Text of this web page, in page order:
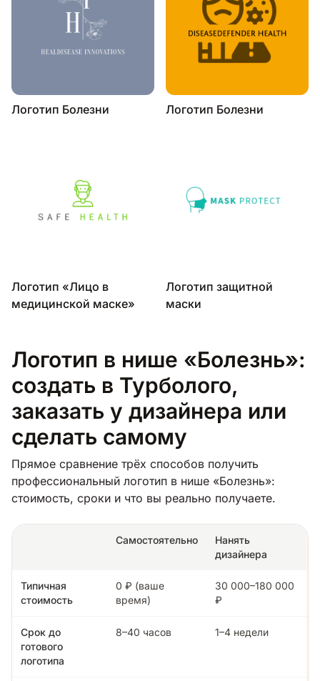
Логотип Болезни Логотип Болезни
Логотип «Лицо в
медицинской маске»
Логотип защитной
маски
Логотип в нише «Болезнь»:
создать в Турболого,
заказать у дизайнера или
сделать самому
Прямое сравнение трёх способов получить
профессиональный логотип в нише «Болезнь»:
стоимость, сроки и что вы реально получаете.
Самостоятельно
Нанять
дизайнера
Типичная
стоимость
0 ₽ (ваше
время)
30 000–180 000
₽
Срок до
готового
логотипа
8–40 часов 1–4 недели